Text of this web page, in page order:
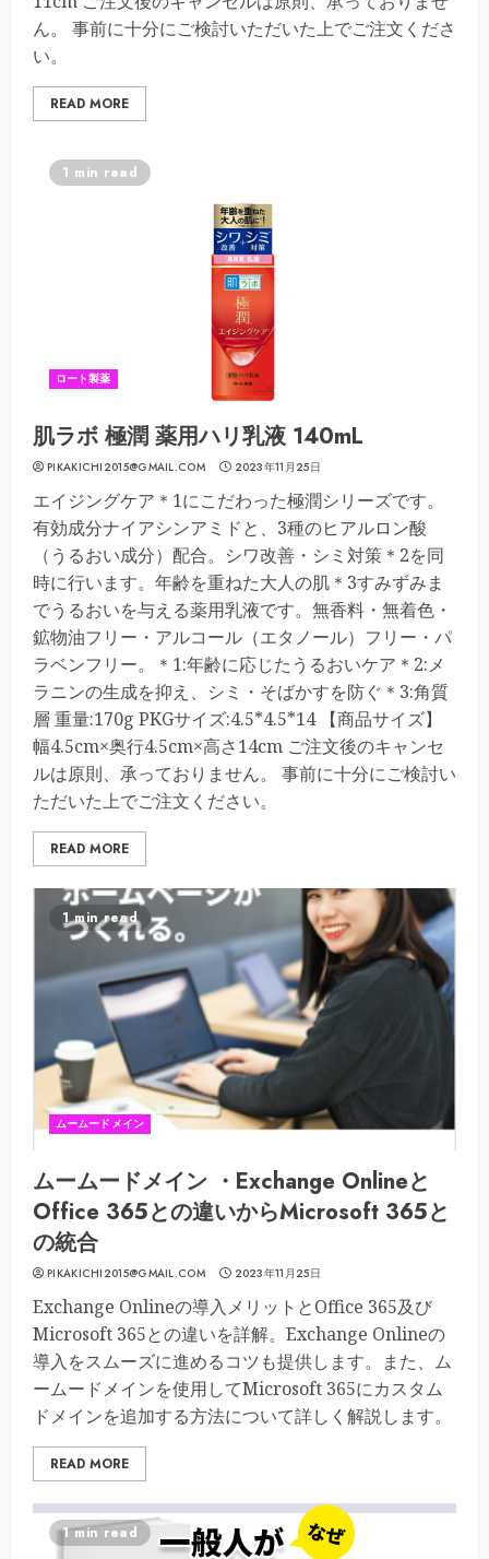
ん。 事前に十分にご検討いただいた上でご注文くださ
い。
READ MORE
1 min read
ロート製薬
肌ラボ 極潤 薬用ハリ乳液 140mL
PIKAKICHI2015@GMAIL.COM 2023年11月25日
エイジングケア＊1にこだわった極潤シリーズです。
有効成分ナイアシンアミドと、3種のヒアルロン酸
（うるおい成分）配合。シワ改善・シミ対策＊2を同
時に行います。年齢を重ねた大人の肌＊3すみずみま
でうるおいを与える薬用乳液です。無香料・無着色・
鉱物油フリー・アルコール（エタノール）フリー・パ
ラベンフリー。＊1:年齢に応じたうるおいケア＊2:メ
ラニンの生成を抑え、シミ・そばかすを防ぐ＊3:角質
層 重量:170g PKGサイズ:4.5*4.5*14 【商品サイズ】
幅4.5cm×奥行4.5cm×高さ14cm ご注文後のキャンセ
ルは原則、承っておりません。 事前に十分にご検討い
ただいた上でご注文ください。
READ MORE
1 min read
ムームードメイン
ムームードメイン ・Exchange Onlineと
Office 365との違いからMicrosoft 365と
の統合
PIKAKICHI2015@GMAIL.COM 2023年11月25日
Exchange Onlineの導入メリットとOffice 365及び
Microsoft 365との違いを詳解。Exchange Onlineの
導入をスムーズに進めるコツも提供します。また、ム
ームードメインを使用してMicrosoft 365にカスタム
ドメインを追加する方法について詳しく解説します。
READ MORE
1 min read